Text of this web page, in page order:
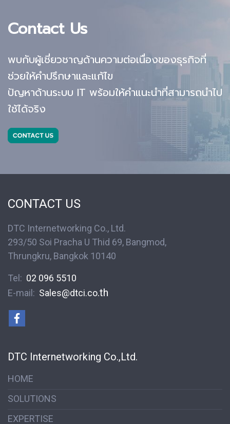
Contact Us
พบกับผู้เชี่ยวชาญด้านความต่อเนื่องของธุรกิจที่
ช่วยให้คำปรึกษาและแก้ไข
ปัญหาด้านระบบ IT พร้อมให้คำแนะนำที่สามารถนำไป
ใช้ได้จริง
CONTACT US
DTC Internetworking Co., Ltd.
293/50 Soi Pracha U Thid 69, Bangmod,
Thrungkru, Bangkok 10140
Tel: 02 096 5510
E-mail: Sales@dtci.co.th
DTC Internetworking Co.,Ltd.
HOME
SOLUTIONS
EXPERTISE